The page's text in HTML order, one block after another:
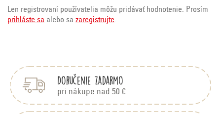
Len registrovaní používatelia môžu pridávať hodnotenie. Prosím
prihláste sa alebo sa zaregistrujte.
Doručenie zadarmo
pri nákupe nad 50 €